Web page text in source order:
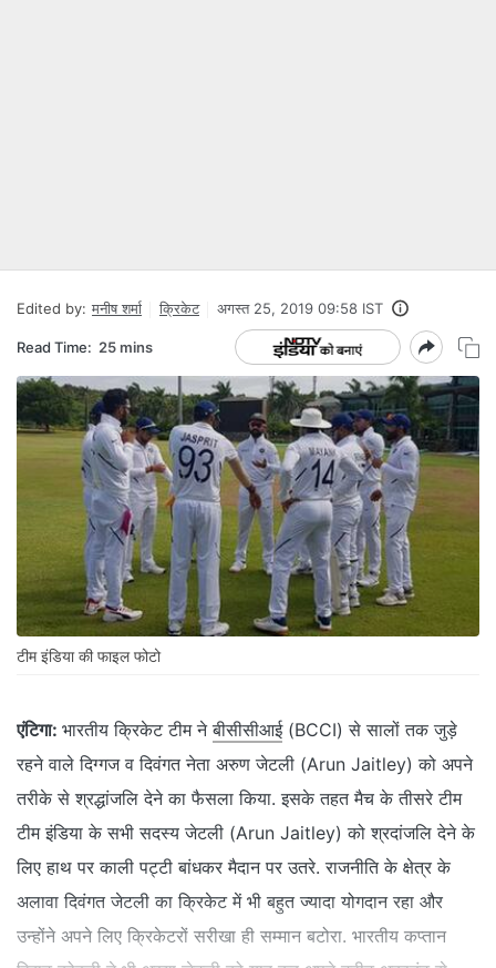
Edited by: मनीष शर्मा क्रिकेट अगस्त 25, 2019 09:58 IST
Read Time: 25 mins
टीम इंडिया की फाइल फोटो
एंटिगा: भारतीय क्रिकेट टीम नेबीसीसीआई(BCCI) से सालों तक जुड़े
रहने वाले दिग्गज व दिवंगत नेता अरुण जेटली (Arun Jaitley) को अपने
तरीके से श्रद्धांजलि देने का फैसला किया. इसके तहत मैच के तीसरे टीम
टीम इंडिया के सभी सदस्य जेटली (Arun Jaitley) को श्रदांजलि देने के
लिए हाथ पर काली पट्टी बांधकर मैदान पर उतरे. राजनीति के क्षेत्र के
अलावा दिवंगत जेटली का क्रिकेट में भी बहुत ज्यादा योगदान रहा और
उन्होंने अपने लिए क्रिकेटरों सरीखा ही सम्मान बटोरा. भारतीय कप्तान